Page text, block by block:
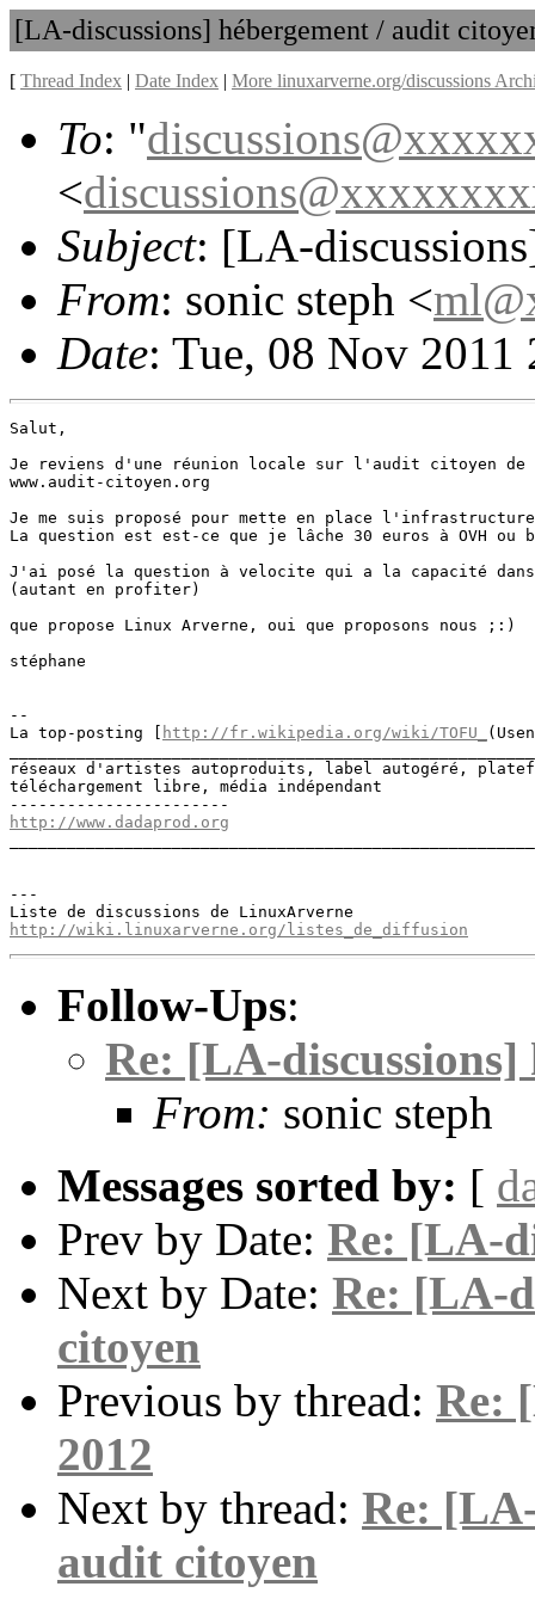
[LA-discussions] hébergement / audit
[ Thread Index | Date Index | More linuxarverne.org/discussions
To: "
<
Subject: [LA-
From: sonic steph <
Date: Tue, 08 Nov 2011
Salut,
Je reviens d'une réunion locale sur l'audit citoyen
www.audit-citoyen.org
Je me suis proposé pour mette en place l'infrastructure
La question est est-ce que je lâche 30 euros à OVH ou
J'ai posé la question à velocite qui a la capacité dans
(autant en profiter)
que propose Linux Arverne, oui que proposons nous ;:)
stéphane
--
La top-posting [
http://fr.wikipedia.org/wiki/TOFU_
réseaux d'artistes autoproduits, label autogéré,
téléchargement libre, média indépendant
http://www.dadaprod.org
---
http://wiki.linuxarverne.org/listes_de_diffusion
Follow-Ups:
Re: [LA-
From: sonic steph
Messages sorted by: [
Prev by Date: Re: [LA-
Next by Date: Re: [LA-
citoyen
Previous by thread: Re:
2012
Next by thread: Re:
audit citoyen